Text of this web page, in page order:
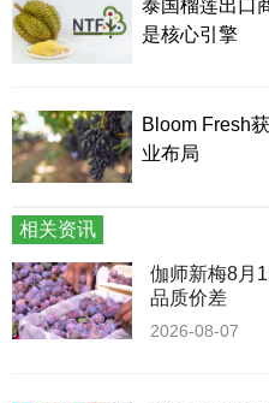
泰国榴莲出口
是核心引擎
Bloom Fresh
业布局
相关资讯
伽师新梅8月15日迎
品质价差
2026-08-07